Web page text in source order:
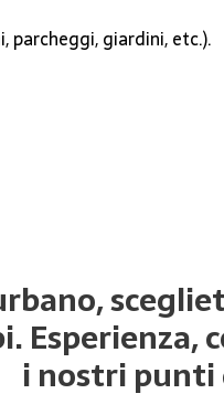
parcheggi, giardini, etc.).
i nostri punti